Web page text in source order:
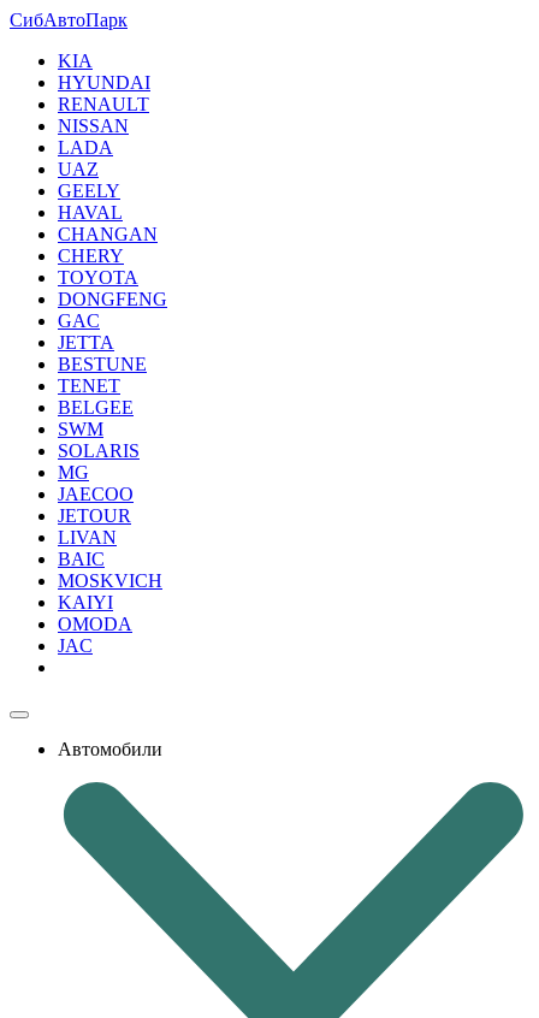
СибАвтоПарк
KIA
HYUNDAI
RENAULT
NISSAN
LADA
UAZ
GEELY
HAVAL
CHANGAN
CHERY
TOYOTA
DONGFENG
GAC
JETTA
BESTUNE
TENET
BELGEE
SWM
SOLARIS
MG
JAECOO
JETOUR
LIVAN
BAIC
MOSKVICH
KAIYI
OMODA
JAC
Автомобили